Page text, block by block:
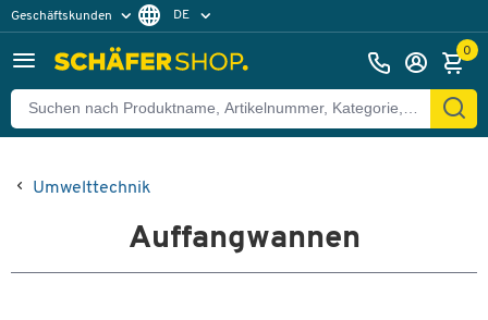
Geschäftskunden DE
0
Umwelttechnik
Auffangwannen